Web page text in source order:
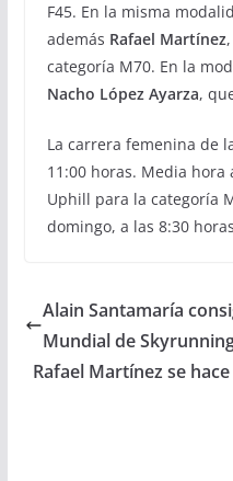
F45. En la misma
además Rafael Martínez
categoría M70. En la
Nacho López Ayarza,
La carrera femenina de
11:00 horas. Media
Uphill para la categoría
domingo, a las 8:30
Alain Santamaría
Mundial de
Rafael Martínez se